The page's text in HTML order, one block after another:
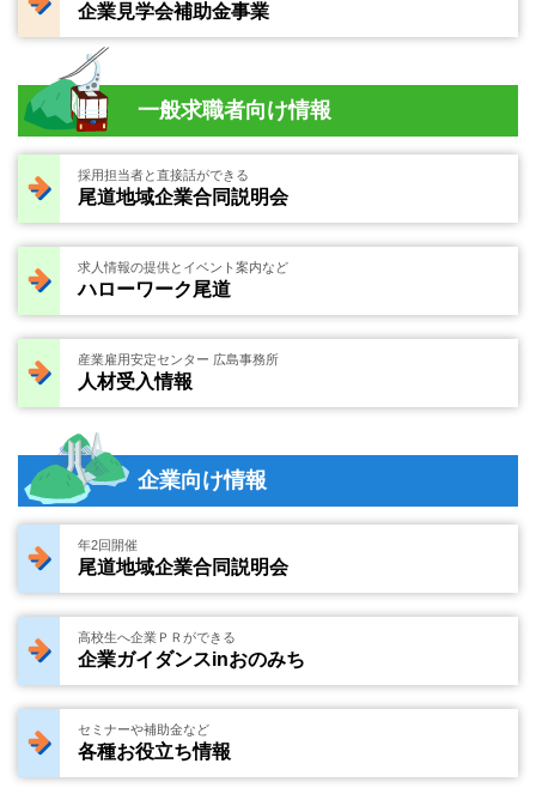
企業見学会補助金事業
一般求職者向け情報
採用担当者と直接話ができる
尾道地域企業合同説明会
求人情報の提供とイベント案内など
ハローワーク尾道
産業雇用安定センター 広島事務所
人材受入情報
企業向け情報
年2回開催
尾道地域企業合同説明会
高校生へ企業ＰＲができる
企業ガイダンスinおのみち
セミナーや補助金など
各種お役立ち情報